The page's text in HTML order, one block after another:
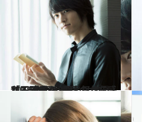
2018.10.16
「2.5次元」の人気俳優・和田雅成が 言葉の力を感じる珠玉の3冊とは？
カルチャー